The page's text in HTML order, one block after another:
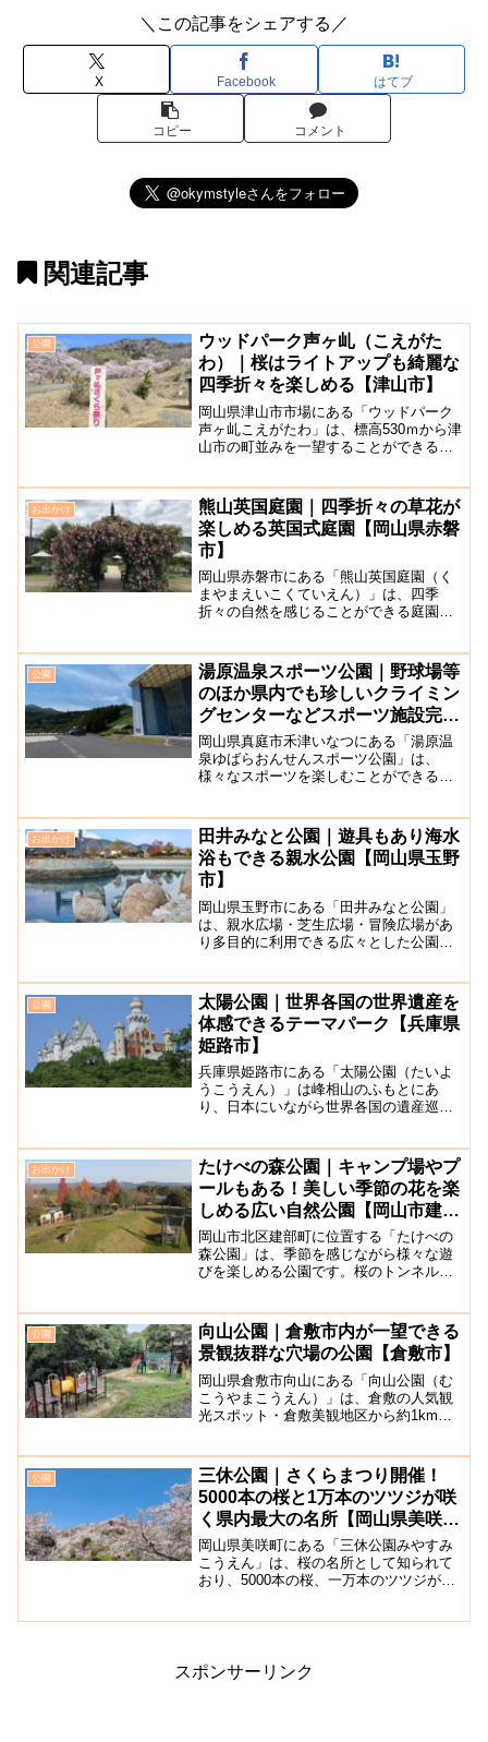
＼この記事をシェアする／
X Facebook はてブ
コピー コメント
関連記事
公園
ウッドパーク声ヶ乢（こえがた
わ）｜桜はライトアップも綺麗な
四季折々を楽しめる【津山市】
岡山県津山市市場にある「ウッドパーク
声ヶ乢こえがたわ」は、標高530ｍから津
山市の町並みを一望することができる自
ザクラなど1,200本の桜が咲き、初夏には
約2,000本...
お出かけ
熊山英国庭園｜四季折々の草花が
楽しめる英国式庭園【岡山県赤磐
市】
岡山県赤磐市にある「熊山英国庭園（く
まやまえいこくていえん）」は、四季
折々の自然を感じることができる庭園で
培されており1年を通して花々の香りを楽
しむことがで...
公園
湯原温泉スポーツ公園｜野球場等
のほか県内でも珍しいクライミン
グセンターなどスポーツ施設完備
の公園【真庭市】
岡山県真庭市禾津いなつにある「湯原温
泉ゆばらおんせんスポーツ公園」は、
様々なスポーツを楽しむことができる公
ツ施設があるほか、県内でも珍しいボル
ダー壁・リード壁を備えたク...
お出かけ
田井みなと公園｜遊具もあり海水
浴もできる親水公園【岡山県玉野
市】
岡山県玉野市にある「田井みなと公園」
は、親水広場・芝生広場・冒険広場があ
り多目的に利用できる広々とした公園で
を楽しむ事ができます。無料のシャワー
もあります！冒険広場には...
公園
太陽公園｜世界各国の世界遺産を
体感できるテーマパーク【兵庫県
姫路市】
兵庫県姫路市にある「太陽公園（たいよ
うこうえん）」は峰相山のふもとにあ
り、日本にいながら世界各国の遺産巡り
広々とした園内は、万里の長城やイース
タ島のモアイ像、ピラミッ...
お出かけ
たけべの森公園｜キャンプ場やプ
ールもある！美しい季節の花を楽
しめる広い自然公園【岡山市建
部】
岡山市北区建部町に位置する「たけべの
森公園」は、季節を感じながら様々な遊
びを楽しめる公園です。桜のトンネルを
プールをはじめとした夏のレジャープー
ルやオートキャンプ場、秋...
公園
向山公園｜倉敷市内が一望できる
景観抜群な穴場の公園【倉敷市】
岡山県倉敷市向山にある「向山公園（む
こうやまこうえん）」は、倉敷の人気観
光スポット・倉敷美観地区から約1kmほ
ウンドや遊具広場があり、滑り台やぶら
んこなどの子供が大喜び...
公園
三休公園｜さくらまつり開催！
5000本の桜と1万本のツツジが咲
く県内最大の名所【岡山県美咲
町】
岡山県美咲町にある「三休公園みやすみ
こうえん」は、桜の名所として知られて
おり、5000本の桜、一万本のツツジが咲
スポンサーリンク